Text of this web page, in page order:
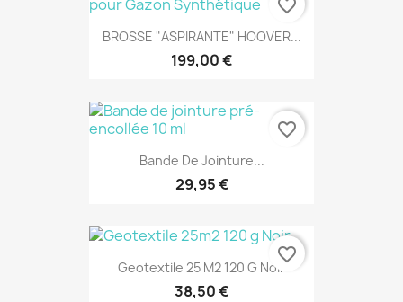
BROSSE "ASPIRANTE" HOOVER...
199,00 €
favorite_border
Bande De Jointure...
29,95 €
favorite_border
Geotextile 25 M2 120 G Noir
38,50 €
favorite_border